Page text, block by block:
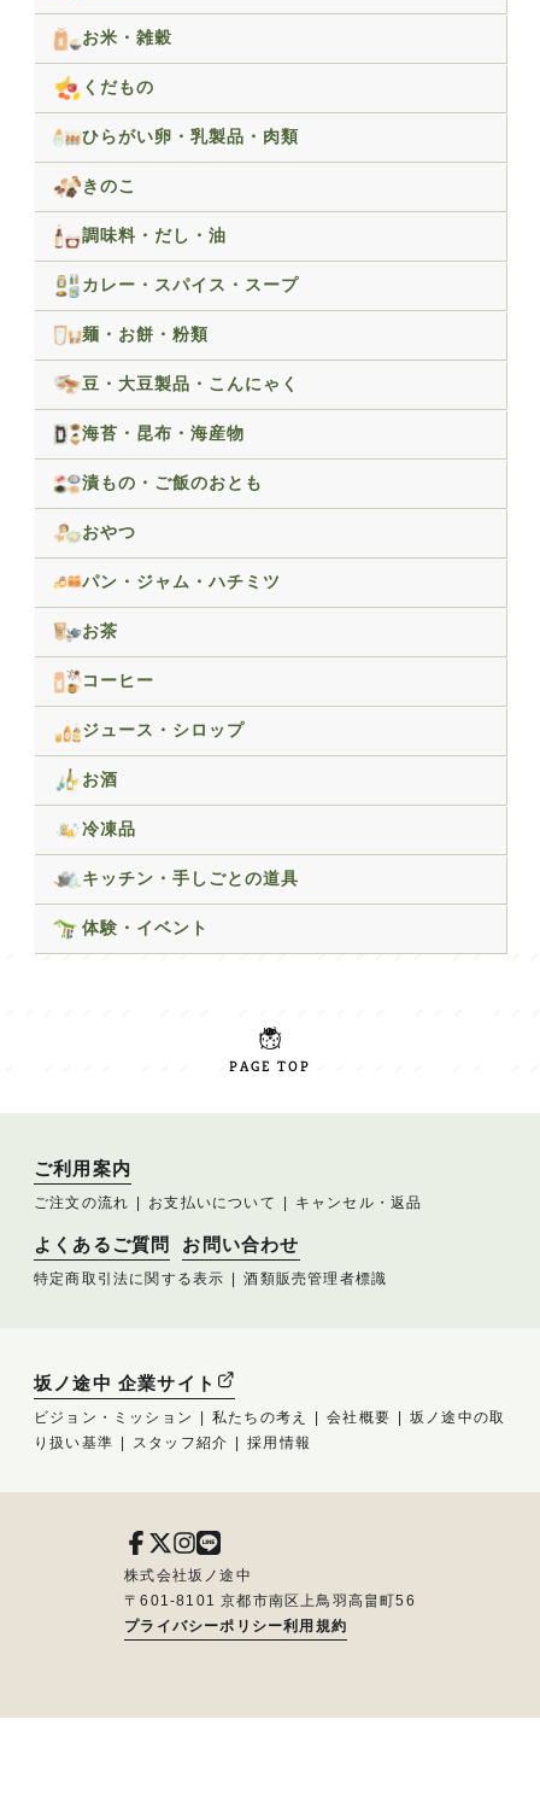
お米・雑穀
くだもの
ひらがい卵・乳製品・肉類
きのこ
調味料・だし・油
カレー・スパイス・スープ
麺・お餅・粉類
豆・大豆製品・こんにゃく
海苔・昆布・海産物
漬もの・ご飯のおとも
おやつ
パン・ジャム・ハチミツ
お茶
コーヒー
ジュース・シロップ
お酒
冷凍品
キッチン・手しごとの道具
体験・イベント
PAGE TOP
ご利用案内
ご注文の流れ お支払いについて キャンセル・返品
よくあるご質問 お問い合わせ
特定商取引法に関する表示 酒類販売管理者標識
坂ノ途中 企業サイト
ビジョン・ミッション 私たちの考え 会社概要
坂ノ途中の取
り扱い基準
スタッフ紹介 採用情報
株式会社坂ノ途中
〒601-8101 京都市南区上鳥羽高畠町56
プライバシーポリシー利用規約